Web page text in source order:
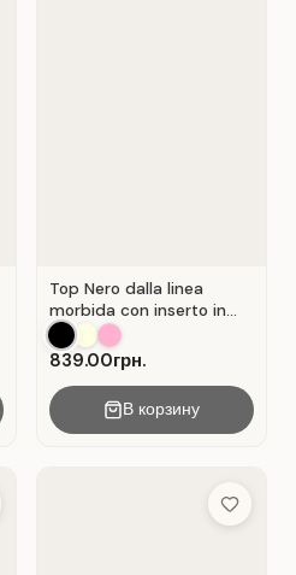
Top Nero dalla linea
morbida con inserto in
pizzo traforato.
839.00грн.
В корзину
to Wish List Add to